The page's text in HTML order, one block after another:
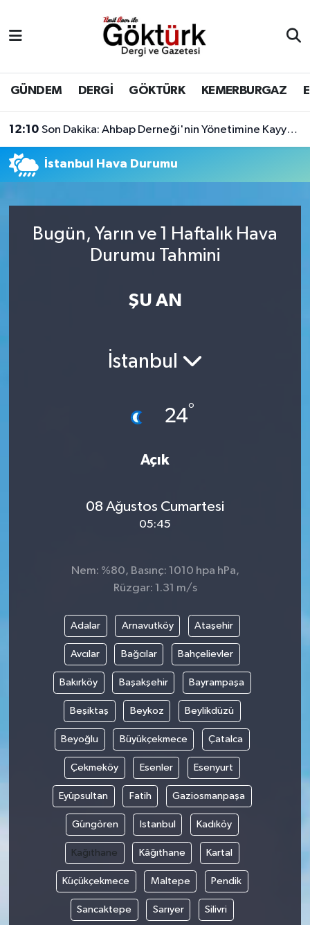
GÜNDEM DERGİ GÖKTÜRK KEMERBURGAZ
12:10 Son Dakika: Ahbap Derneği'nin Yönetimine Kayyum Atandı
İstanbul Hava Durumu
Bugün, Yarın ve 1 Haftalık Hava
Durumu Tahmini
ŞU AN
İstanbul
24°
Açık
08 Ağustos Cumartesi
05:45
Nem: %80, Basınç: 1010 hpa hPa,
Rüzgar: 1.31 m/s
Adalar Arnavutköy Ataşehir
Avcılar Bağcılar Bahçelievler
Bakırköy Başakşehir Bayrampaşa
Beşiktaş Beykoz Beylikdüzü
Beyoğlu Büyükçekmece Çatalca
Çekmeköy Esenler Esenyurt
Eyüpsultan Fatih Gaziosmanpaşa
Güngören Istanbul Kadıköy
Kağıthane Kâğıthane Kartal
Küçükçekmece Maltepe Pendik
Sancaktepe Sarıyer Silivri
BİLİM
DERGİ
DÜNYA
EKONOMİ
GÖKTÜRK
KÜLTÜR - SANAT
YAŞAM
Eyüpsultan Hava Durumu
Eyüpsultan Trafik Yoğunluk Haritası
Süper Lig Puan Durumu ve Fikstür
Tüm Manşetler
Haber Arşivi